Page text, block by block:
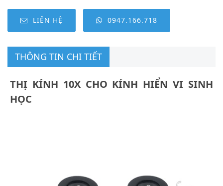
LIÊN HỆ 0947.166.718
THÔNG TIN CHI TIẾT
THỊ KÍNH 10X CHO KÍNH HIỂN VI SINH
HỌC